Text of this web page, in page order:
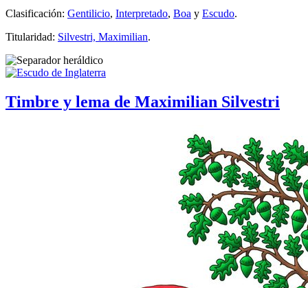
Clasificación: Gentilicio, Interpretado, Boa y Escudo.
Titularidad: Silvestri, Maximilian.
Timbre y lema de Maximilian Silvestri